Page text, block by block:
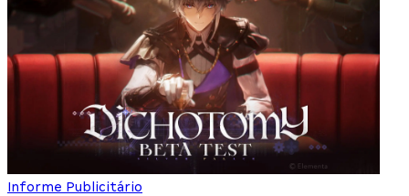
Informe Publicitário